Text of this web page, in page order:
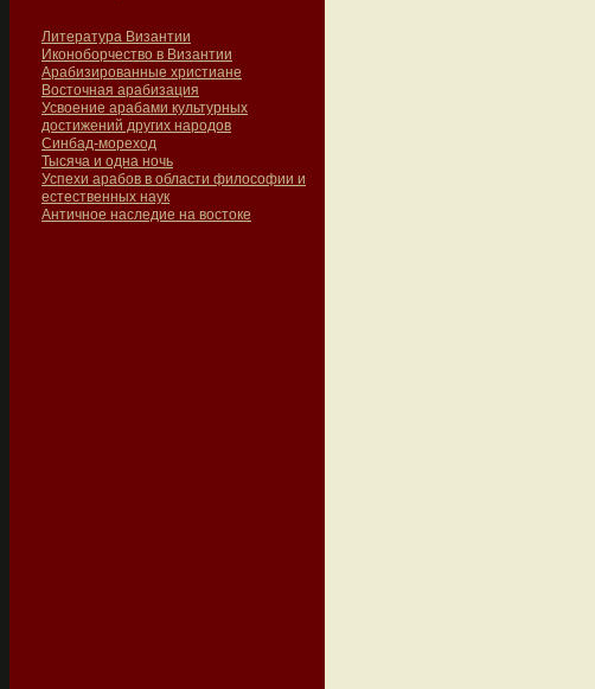
Литература Византии
Иконоборчество в Византии
Арабизированные христиане
Восточная арабизация
Усвоение арабами культурных
достижений других народов
Синбад-мореход
Тысяча и одна ночь
Успехи арабов в области философии и
естественных наук
Античное наследие на востоке